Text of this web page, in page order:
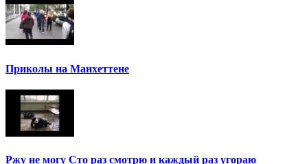
Приколы на Манхеттене
Ржу не могу Сто раз смотрю и каждый раз угораю